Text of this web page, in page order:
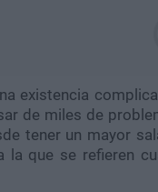
existencia
de miles de
tener un mayor
la que se refieren